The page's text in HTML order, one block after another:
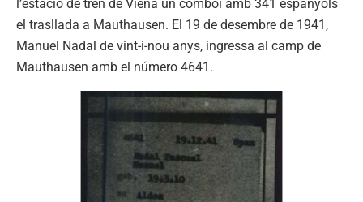
l’estació de tren de Viena un comboi amb 341 espanyols
el trasllada a Mauthausen. El 19 de desembre de 1941,
Manuel Nadal de vint-i-nou anys, ingressa al camp de
Mauthausen amb el número 4641.